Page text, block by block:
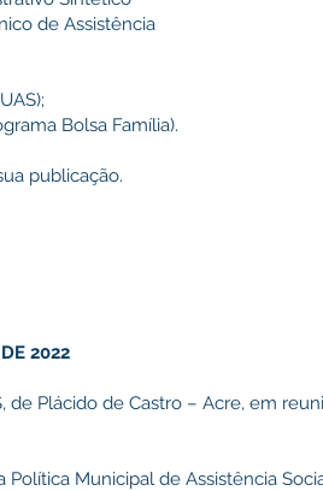
de Assistência
Bolsa Família).
publicação.
2022
Plácido de Castro – Acre, em
Municipal de Assistência